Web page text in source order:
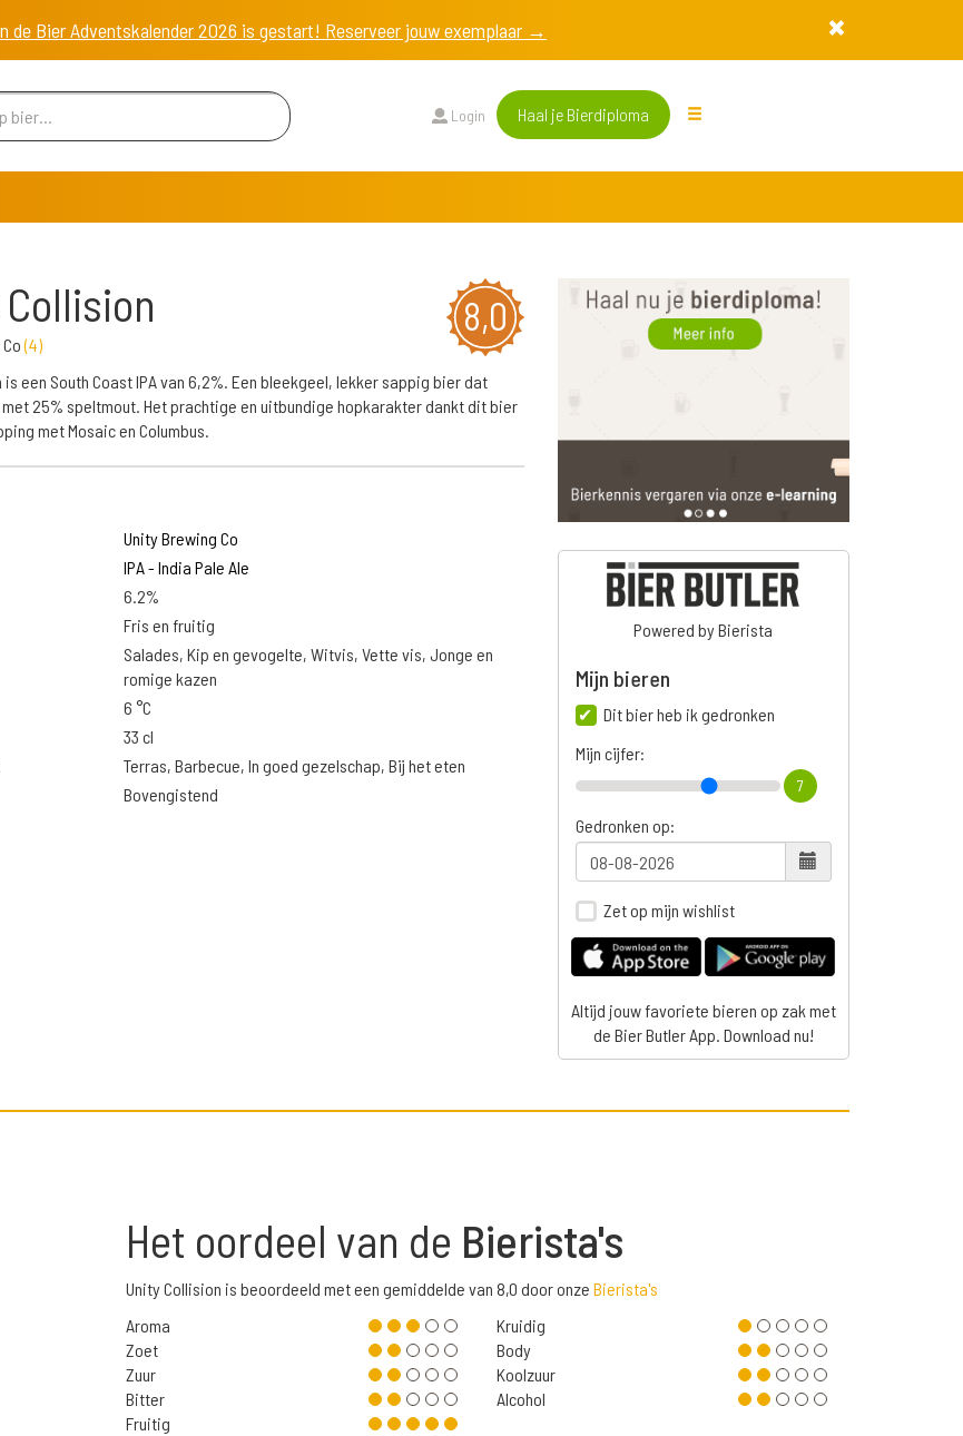
de Bier Adventskalender 2026 is gestart! Reserveer jouw exemplaar →
Login Haal je Bierdiploma
8,0
Co(4)
is een South Coast IPA van 6,2%. Een bleekgeel, lekker sappig bier dat
25% speltmout. Het prachtige en uitbundige hopkarakter dankt dit bier
met Mosaic en Columbus.
Unity Brewing Co
IPA - India Pale Ale
6.2%
Fris en fruitig
Salades, Kip en gevogelte, Witvis, Vette vis, Jonge en
romige kazen
6 °C
33 cl
Terras, Barbecue, In goed gezelschap, Bij het eten
Bovengistend
Powered by Bierista
Mijn bieren
Dit bier heb ik gedronken
Mijn cijfer:
7
Gedronken op:
Zet op mijn wishlist
Altijd jouw favoriete bieren op zak met
de Bier Butler App. Download nu!
Het oordeel van de Bierista's
Unity Collision is beoordeeld met een gemiddelde van 8,0 door onze Bierista's
Aroma
Zoet
Zuur
Bitter
Fruitig
Kruidig
Body
Koolzuur
Alcohol